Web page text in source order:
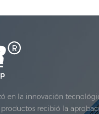
en la innovación
recibió la